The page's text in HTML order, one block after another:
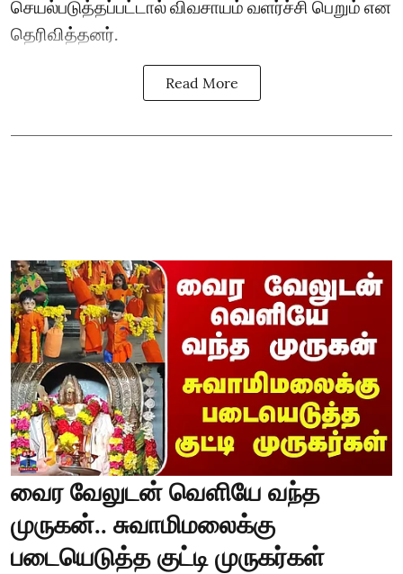
செயல்படுத்தப்பட்டால் விவசாயம் வளர்ச்சி பெறும் என
தெரிவித்தனர்.
Read More
வைர வேலுடன் வெளியே வந்த
முருகன்.. சுவாமிமலைக்கு
படையெடுத்த குட்டி முருகர்கள்